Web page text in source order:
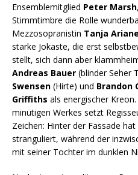
Ensemblemitglied Peter Marsh
Stimmtimbre die Rolle
Mezzosopranistin Tanja
starke Jokaste, die erst
stellt, sich dann aber
Andreas Bauer (blinder Seher
Swensen (Hirte) und Brandon
Griffiths als energischer
minütigen Werkes setzt
Zeichen: Hinter der Fassade
stranguliert, während der
mit seiner Tochter im dunklen